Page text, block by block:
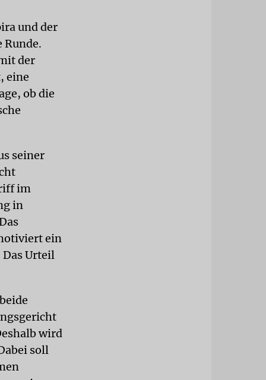
und der
Runde.
der
eine
ob die
seiner
im
in
ein
Urteil
wird
soll